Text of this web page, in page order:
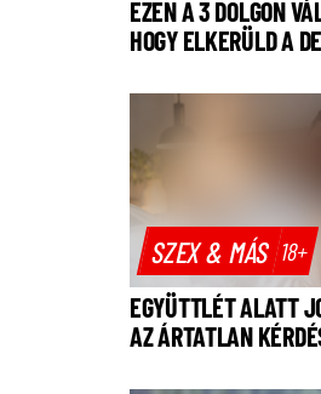
EZEN A 3 DOLGON
HOGY ELKERÜLD A
SZEX & MÁS 18+
EGYÜTTLÉT ALATT
AZ ÁRTATLAN